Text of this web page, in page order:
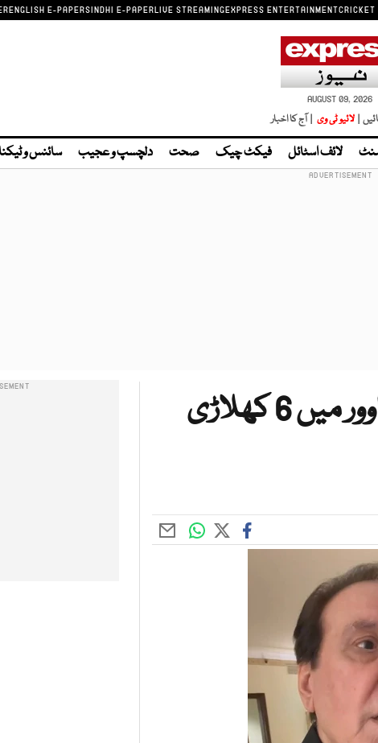
ENGLISH E-PAPERSINDHI E-PAPERLIVE STREAMINGEXPRESS ENTERTAINMENT
AUGUST 09, 2026
| لائیو ٹی وی | آج کا اخبار
لائف اسٹائل فیکٹ چیک صحت دلچسپ و عجیب سائنس و
’جیسے چھ رافیل گرائے ویسے ہی ٹیم 10 اوور میں 6 کھلاڑی